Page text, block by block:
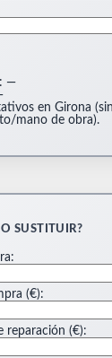
—
en Girona
mano de obra).
O SUSTITUIR?
(€):
reparación (€):